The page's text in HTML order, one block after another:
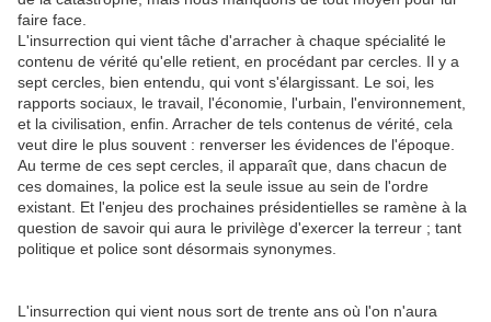
faire face.
L'insurrection qui vient tâche d'arracher à chaque spécialité le
contenu de vérité qu'elle retient, en procédant par cercles. Il y a
sept cercles, bien entendu, qui vont s'élargissant. Le soi, les
rapports sociaux, le travail, l'économie, l'urbain, l'environnement,
et la civilisation, enfin. Arracher de tels contenus de vérité, cela
veut dire le plus souvent : renverser les évidences de l'époque.
Au terme de ces sept cercles, il apparaît que, dans chacun de
ces domaines, la police est la seule issue au sein de l'ordre
existant. Et l'enjeu des prochaines présidentielles se ramène à la
question de savoir qui aura le privilège d'exercer la terreur ; tant
politique et police sont désormais synonymes.
L'insurrection qui vient nous sort de trente ans où l'on n'aura